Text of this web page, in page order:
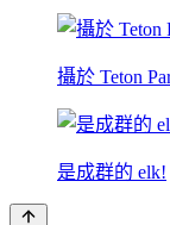
攝於 Teton
是成群的 elk!